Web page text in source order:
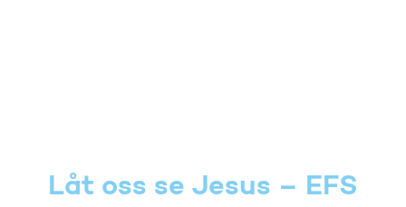
Låt oss se Jesus – EFS